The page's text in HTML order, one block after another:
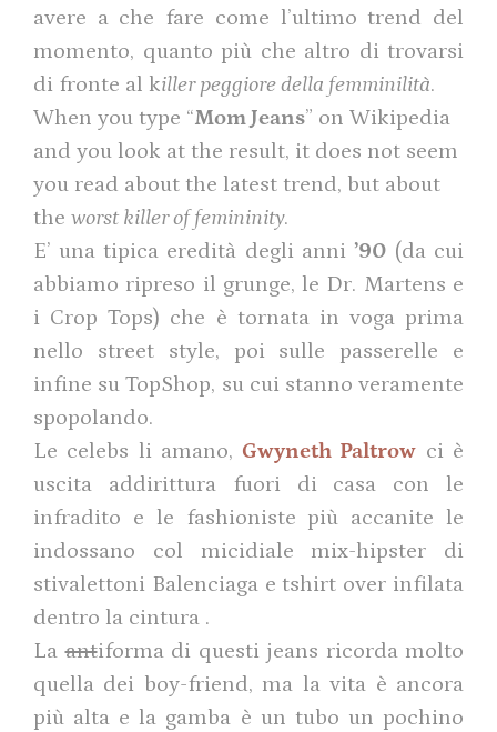
avere a che fare come l’ultimo trend del
momento, quanto più che altro di trovarsi
di fronte al killer peggiore della femminilità.
When you type “Mom Jeans” on Wikipedia
and you look at the result, it does not seem
you read about the latest trend, but about
the worst killer of femininity.
E’ una tipica eredità degli anni ’90 (da cui
abbiamo ripreso il grunge, le Dr. Martens e
i Crop Tops) che è tornata in voga prima
nello street style, poi sulle passerelle e
infine su TopShop, su cui stanno veramente
spopolando.
Le celebs li amano, Gwyneth Paltrow ci è
uscita addirittura fuori di casa con le
infradito e le fashioniste più accanite le
indossano col micidiale mix-hipster di
stivalettoni Balenciaga e tshirt over infilata
dentro la cintura .
Laantiforma di questi jeans ricorda molto
quella dei boy-friend, ma la vita è ancora
più alta e la gamba è un tubo un pochino